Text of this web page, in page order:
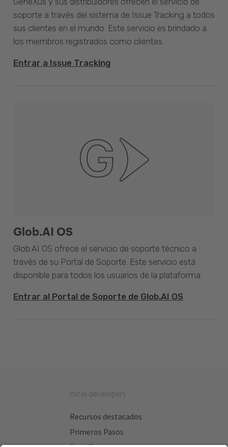
soporte a través del sistema de Issue Tracking a todos
sus clientes en el mundo. Este servicio es brindado a
los miembros registrados como clientes.
Entrar a Issue Tracking
Glob.AI OS
Glob.AI OS ofrece el servicio de soporte técnico a
través de su Portal de Soporte. Este servicio está
disponible para todos los usuarios de la plataforma.
Entrar al Portal de Soporte de Glob.AI OS
Inicio developers
Recursos destacados
Primeros Pasos